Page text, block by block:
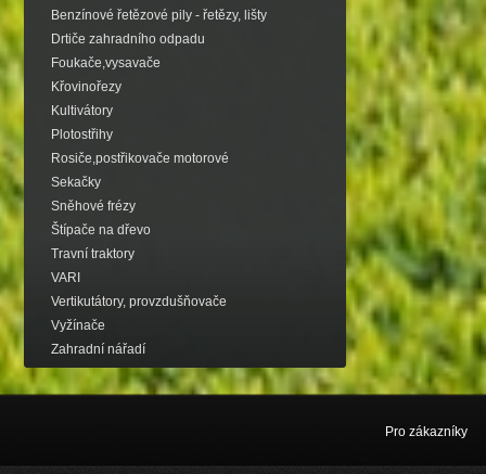
Benzínové řetězové pily - řetězy, lišty
Drtiče zahradního odpadu
Foukače,vysavače
Křovinořezy
Kultivátory
Plotostřihy
Rosiče,postřikovače motorové
Sekačky
Sněhové frézy
Štípače na dřevo
Travní traktory
VARI
Vertikutátory, provzdušňovače
Vyžínače
Zahradní nářadí
Pro zákazníky